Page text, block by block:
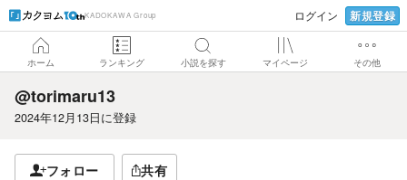
KADOKAWA Group ログイン 新規登録
ホーム ランキング 小説を探す マイページ その他
@torimaru13
2024年12月13日に登録
フォロー 共有